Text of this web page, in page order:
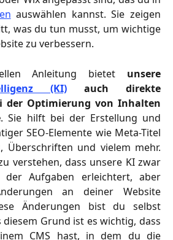
auswählen kannst. Sie zeigen
was du tun musst, um wichtige
zu verbessern.
Anleitung bietet unsere
(KI) auch direkte
der Optimierung von Inhalten
. Sie hilft bei der Erstellung und
SEO-Elemente wie Meta-Titel
Überschriften und vielem mehr.
verstehen, dass unsere KI zwar
Aufgaben erleichtert, aber
an deiner Website
Änderungen bist du selbst
Grund ist es wichtig, dass
CMS hast, in dem du die